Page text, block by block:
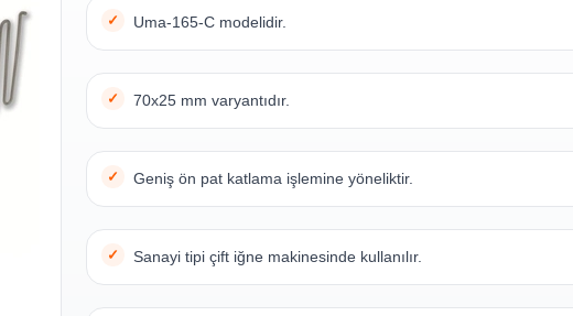
Uma-165-C modelidir.
70x25 mm varyantıdır.
Geniş ön pat katlama işlemine yöneliktir.
Sanayi tipi çift iğne makinesinde kullanılır.